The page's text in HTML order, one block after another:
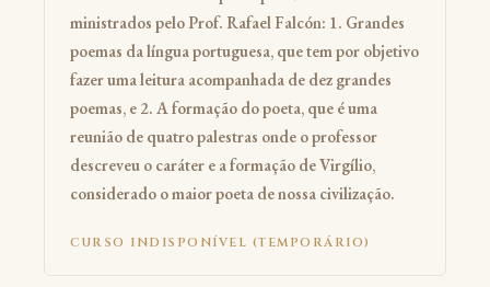
ministrados pelo Prof. Rafael Falcón: 1. Grandes
poemas da língua portuguesa, que tem por objetivo
fazer uma leitura acompanhada de dez grandes
poemas, e 2. A formação do poeta, que é uma
reunião de quatro palestras onde o professor
descreveu o caráter e a formação de Virgílio,
considerado o maior poeta de nossa civilização.
CURSO INDISPONÍVEL (TEMPORÁRIO)